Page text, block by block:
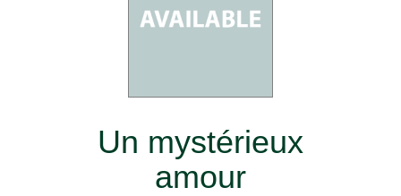
Un mystérieux
amour